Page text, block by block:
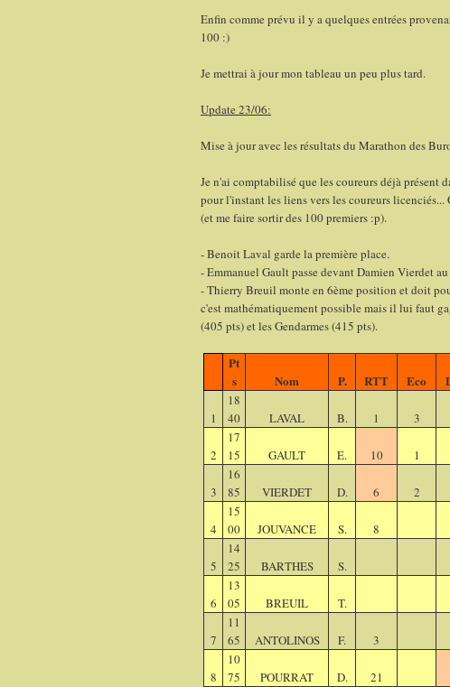
Enfin comme prévu il y a quelques entrées
100 :)
Je mettrai à jour mon tableau un peu plus tard.
Update 23/06:
Mise à jour avec les résultats du Marathon des
Je n'ai comptabilisé que les coureurs déjà présent
pour l'instant les liens vers les coureurs
(et me faire sortir des 100 premiers :p).
- Benoit Laval garde la première place.
- Emmanuel Gault passe devant Damien Vierdet
- Thierry Breuil monte en 6ème position et doit
c'est mathématiquement possible mais il lui faut
(405 pts) et les Gendarmes (415 pts).
Pt
s
Nom P. RTT Eco
1
18
40
LAVAL B. 1 3
2
17
15
GAULT E. 10 1
3
16
85
VIERDET D. 6 2
4
15
00
JOUVANCE S. 8
5
14
25
BARTHES S.
6
13
05
BREUIL T.
7
11
65
ANTOLINOS F. 3
8
10
75
POURRAT D. 21